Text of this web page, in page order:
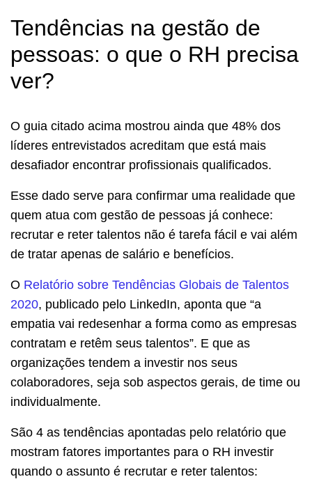
Tendências na gestão de
pessoas: o que o RH precisa
ver?
O guia citado acima mostrou ainda que 48% dos
líderes entrevistados acreditam que está mais
desafiador encontrar profissionais qualificados.
Esse dado serve para confirmar uma realidade que
quem atua com gestão de pessoas já conhece:
recrutar e reter talentos não é tarefa fácil e vai além
de tratar apenas de salário e benefícios.
O Relatório sobre Tendências Globais de Talentos
2020, publicado pelo LinkedIn, aponta que “a
empatia vai redesenhar a forma como as empresas
contratam e retêm seus talentos”. E que as
organizações tendem a investir nos seus
colaboradores, seja sob aspectos gerais, de time ou
individualmente.
São 4 as tendências apontadas pelo relatório que
mostram fatores importantes para o RH investir
quando o assunto é recrutar e reter talentos: